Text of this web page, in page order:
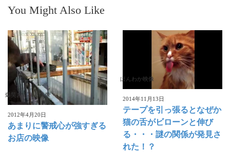
You Might Also Like
爆笑おもしろ映像
2012年4月20日
あまりに警戒心が強すぎる
お店の映像
ほんわか映像
2014年11月13日
テープを引っ張るとなぜか
猫の舌がビローンと伸び
る・・・謎の関係が発見さ
れた！？